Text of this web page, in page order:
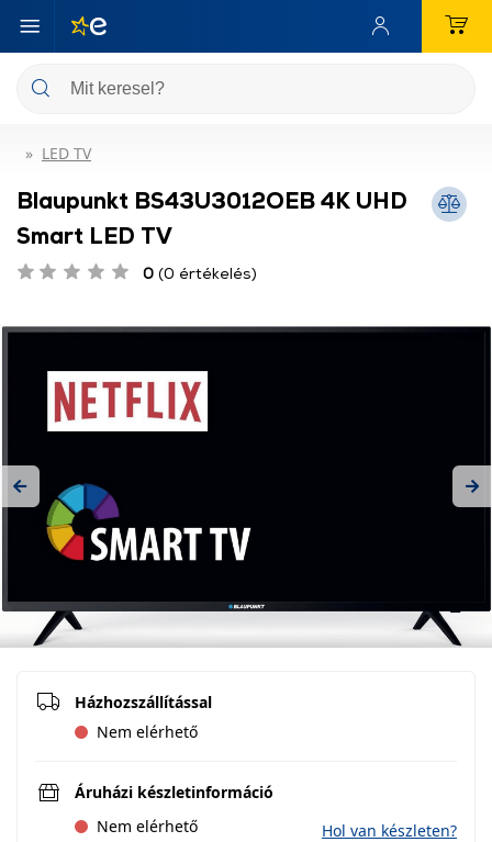
LED TV
Blaupunkt BS43U3012OEB 4K UHD
Smart LED TV
0 (0 értékelés)
Previous
Házhozszállítással
Nem elérhető
Áruházi készletinformáció
Nem elérhető
Hol van készleten?